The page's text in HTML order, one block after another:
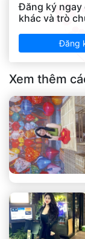
Đăng ký ngay
khác và trò
Đăng
Xem thêm